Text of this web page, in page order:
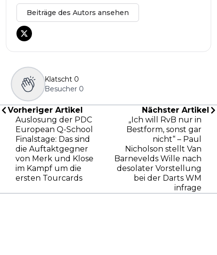
Beiträge des Autors ansehen
Klatscht 0
Besucher 0
Vorheriger Artikel
Auslosung der PDC
European Q-School
Finalstage: Das sind
die Auftaktgegner
von Merk und Klose
im Kampf um die
ersten Tourcards
Nächster Artikel
„Ich will RvB nur in
Bestform, sonst gar
nicht“ – Paul
Nicholson stellt Van
Barnevelds Wille nach
desolater Vorstellung
bei der Darts WM
infrage